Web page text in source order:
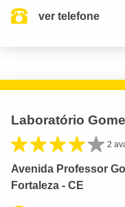
ver telefone
Laboratório
2
Avenida Professor
Fortaleza - CE